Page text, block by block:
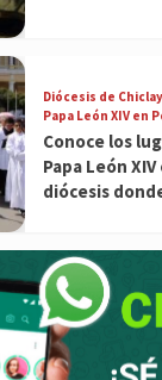
Diócesis de
Papa León XIV en
Conoce los
Papa León
diócesis